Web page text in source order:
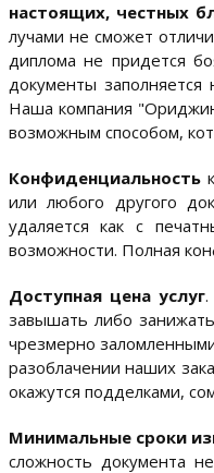
настоящих, честных
лучами не сможет
диплома не придется
документы
Наша компания
возможным способом,
Конфиденциальность
или любого другого
удаляется как с
возможности. Полная
Доступная цена услуг.
завышать либо
чрезмерно
разоблачении наших
окажутся подделками,
Минимальные сроки
сложность документа